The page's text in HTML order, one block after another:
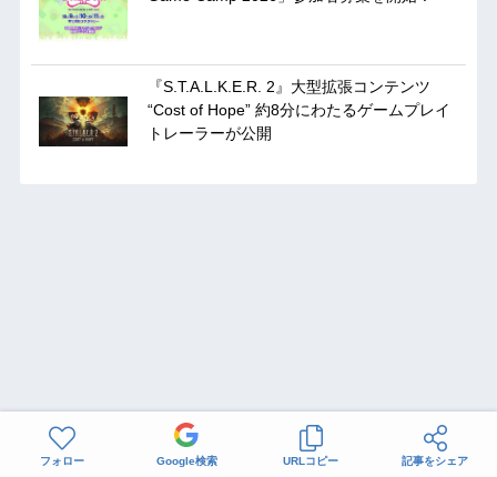
『S.T.A.L.K.E.R. 2』大型拡張コンテンツ
“Cost of Hope” 約8分にわたるゲームプレイ
トレーラーが公開
フォロー Google検索 URLコピー 記事をシェア